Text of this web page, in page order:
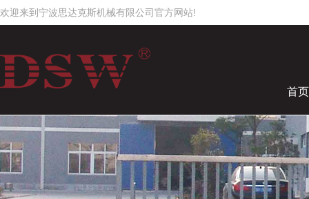
欢迎来到宁波思达克斯机械有限公司官方网站!
首页
工作时间